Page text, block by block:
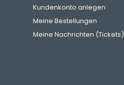
Kundenkonto anlegen
Meine Bestellungen
Meine Nachrichten (Tickets)